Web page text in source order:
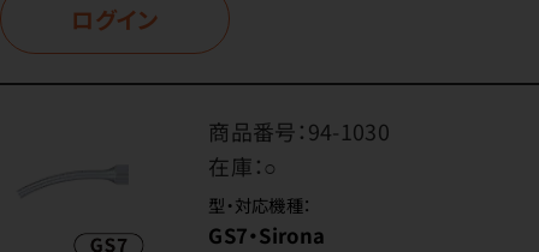
ログイン
商品番号：94-1030
在庫：○
型・対応機種：
GS7・Sirona